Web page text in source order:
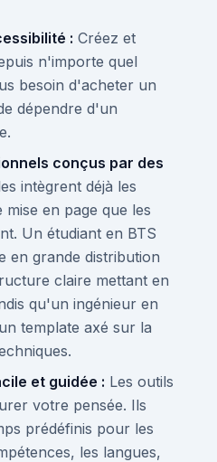
: Créez et
n'importe quel
besoin d'acheter un
dépendre d'un
conçus par des
intègrent déjà les
en page que les
Un étudiant en BTS
en grande distribution
claire mettant en
qu'un ingénieur en
template axé sur la
et guidée : Les outils
votre pensée. Ils
prédéfinis pour les
les langues,